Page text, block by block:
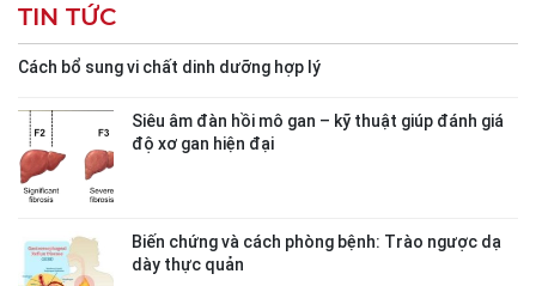
TIN TỨC
Cách bổ sung vi chất dinh dưỡng hợp lý
Siêu âm đàn hồi mô gan – kỹ thuật giúp đánh giá
độ xơ gan hiện đại
Biến chứng và cách phòng bệnh: Trào ngược dạ
dày thực quản